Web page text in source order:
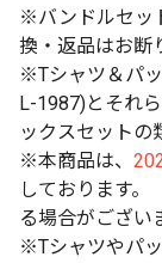
※バンドルセッ
換・返品はお断
※Tシャツ＆パ
L-1987)とそれ
ックスセットの
※本商品は、
しております
る場合がござい
※Tシャツやパ